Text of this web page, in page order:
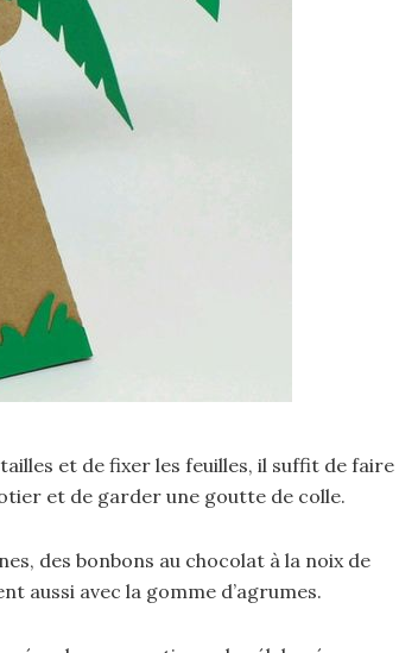
et de fixer les feuilles, il suffit de faire
et de garder une goutte de colle.
des bonbons au chocolat à la noix de
aussi avec la gomme d’agrumes.